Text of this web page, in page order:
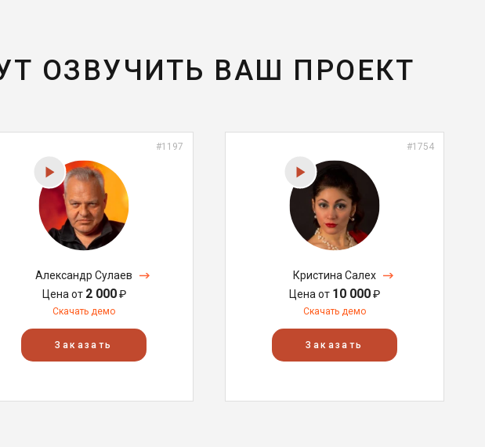
ОЗВУЧИТЬ ВАШ ПРОЕКТ
#1197
Александр Сулаев
Цена от 2 000₽
Скачать демо
Заказать
#1754
Кристина Салех
Цена от 10 000₽
Скачать демо
Заказать